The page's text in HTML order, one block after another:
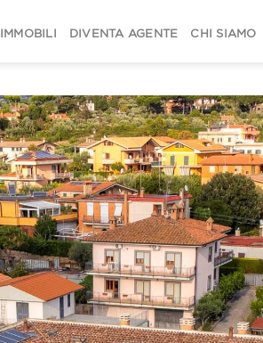
IMMOBILI DIVENTA AGENTE CHI SIAMO